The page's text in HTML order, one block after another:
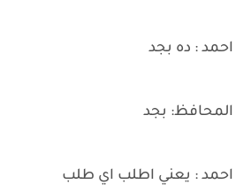
احمد : ده بجد
المحافظ: بجد
احمد : يعني اطلب اي طلب